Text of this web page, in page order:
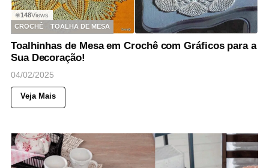
◉148Views
CROCHÊ
TOALHA DE MESA
Toalhinhas de Mesa em Crochê com Gráficos para a
Sua Decoração!
04/02/2025
Veja Mais